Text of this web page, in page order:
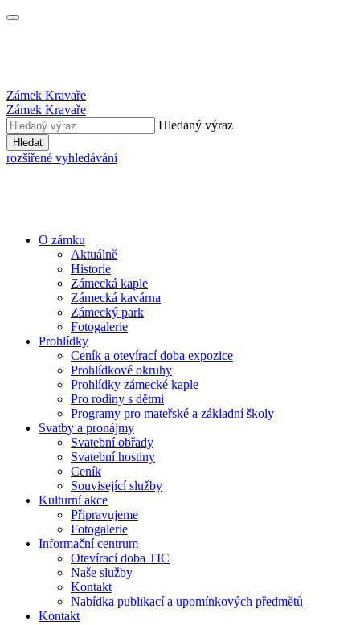
Zámek Kravaře
Zámek Kravaře
Hledaný výraz
Hledat
rozšířené vyhledávání
O zámku
Aktuálně
Historie
Zámecká kaple
Zámecká kavárna
Zámecký park
Fotogalerie
Prohlídky
Ceník a otevírací doba expozice
Prohlídkové okruhy
Prohlídky zámecké kaple
Pro rodiny s dětmi
Programy pro mateřské a základní školy
Svatby a pronájmy
Svatební obřady
Svatební hostiny
Ceník
Související služby
Kulturní akce
Připravujeme
Fotogalerie
Informační centrum
Otevírací doba TIC
Naše služby
Kontakt
Nabídka publikací a upomínkových předmětů
Kontakt